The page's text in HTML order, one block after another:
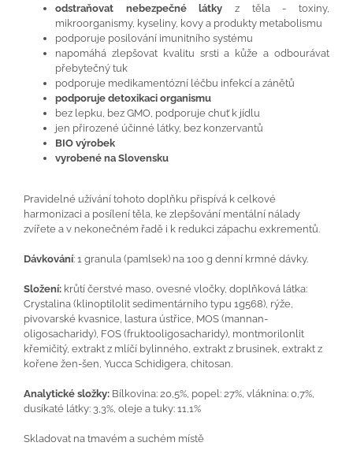
odstraňovat nebezpečné látky z těla - toxiny,
mikroorganismy, kyseliny, kovy a produkty metabolismu
podporuje posilování imunitního systému
napomáhá zlepšovat kvalitu srsti a kůže a odbourávat
přebytečný tuk
podporuje medikamentózní léčbu infekcí a zánětů
podporuje detoxikaci organismu
bez lepku, bez GMO, podporuje chuť k jídlu
jen přirozené účinné látky, bez konzervantů
BIO výrobek
vyrobené na Slovensku
Pravidelné užívání tohoto doplňku přispívá k celkové
harmonizaci a posílení těla, ke zlepšování mentální nálady
zvířete a v nekonečném řadě i k redukci zápachu exkrementů.
Dávkování: 1 granula (pamlsek) na 100 g denní krmné dávky.
Složení: krůtí čerstvé maso, ovesné vločky, doplňková látka:
Crystalina (klinoptilolit sedimentárního typu 1g568), rýže,
pivovarské kvasnice, lastura ústřice, MOS (mannan-
oligosacharidy), FOS (fruktooligosacharidy), montmorilonlit
křemičitý, extrakt z mlíčí bylinného, extrakt z brusinek, extrakt z
kořene žen-šen, Yucca Schidigera, chitosan.
Analytické složky: Bílkovina: 20,5%, popel: 27%, vláknina: 0,7%,
dusíkaté látky: 3,3%, oleje a tuky: 11,1%
Skladovat na tmavém a suchém místě